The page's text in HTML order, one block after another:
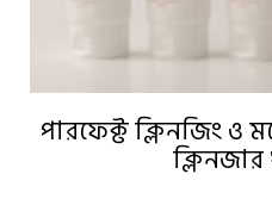
পারফেক্ট ক্লিনজিং ও